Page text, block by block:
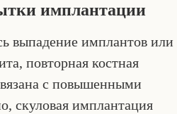
имплантации
выпадение имплантов или
повторная костная
с повышенными
скуловая имплантация